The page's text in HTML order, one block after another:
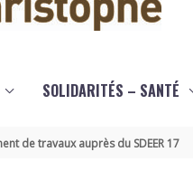
SOLIDARITÉS – SANTÉ
de travaux auprès du SDEER 17